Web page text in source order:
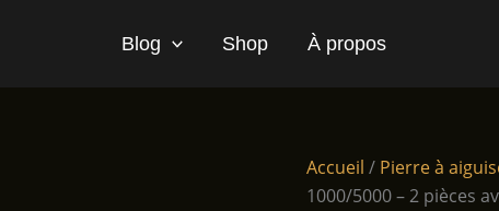
Blog Shop À propos
Accueil / Pierre à
1000/5000 – 2 pièces